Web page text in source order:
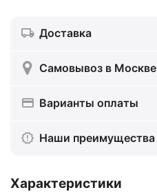
Доставка
Самовывоз в Москве
Варианты оплаты
Наши преимущества
Характеристики